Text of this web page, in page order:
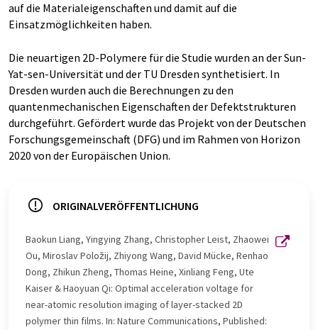
auf die Materialeigenschaften und damit auf die
Einsatzmöglichkeiten haben.
Die neuartigen 2D-Polymere für die Studie wurden an der Sun-
Yat-sen-Universität und der TU Dresden synthetisiert. In
Dresden wurden auch die Berechnungen zu den
quantenmechanischen Eigenschaften der Defektstrukturen
durchgeführt. Gefördert wurde das Projekt von der Deutschen
Forschungsgemeinschaft (DFG) und im Rahmen von Horizon
2020 von der Europäischen Union.
ORIGINALVERÖFFENTLICHUNG
Baokun Liang, Yingying Zhang, Christopher Leist, Zhaowei
Ou, Miroslav Položij, Zhiyong Wang, David Mücke, Renhao
Dong, Zhikun Zheng, Thomas Heine, Xinliang Feng, Ute
Kaiser & Haoyuan Qi: Optimal acceleration voltage for
near-atomic resolution imaging of layer-stacked 2D
polymer thin films. In: Nature Communications, Published: